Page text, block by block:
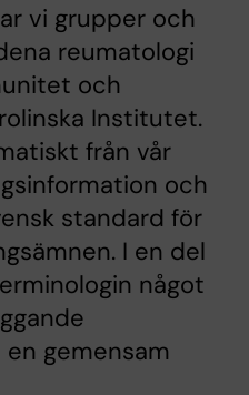
vi grupper och
reumatologi
och
Institutet.
från vår
och
standard för
I en del
något
gemensam